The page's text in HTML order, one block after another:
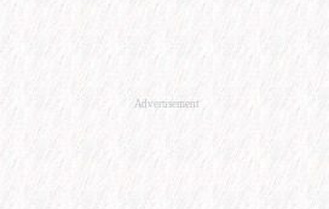
Advertisement